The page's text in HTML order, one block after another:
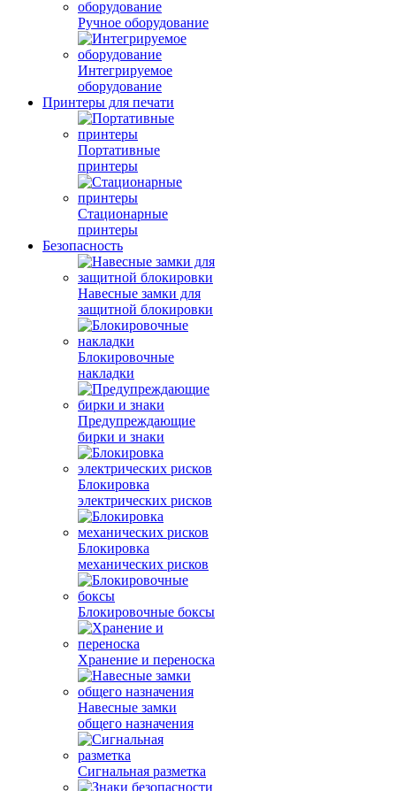
Ручное оборудование
Интегрируемое
оборудование
Принтеры для печати
Портативные
принтеры
Стационарные
принтеры
Безопасность
Навесные замки для
защитной блокировки
Блокировочные
накладки
Предупреждающие
бирки и знаки
Блокировка
электрических рисков
Блокировка
механических рисков
Блокировочные боксы
Хранение и переноска
Навесные замки
общего назначения
Сигнальная разметка